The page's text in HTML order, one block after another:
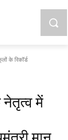
के रिकॉर्ड
नेतृत्व में